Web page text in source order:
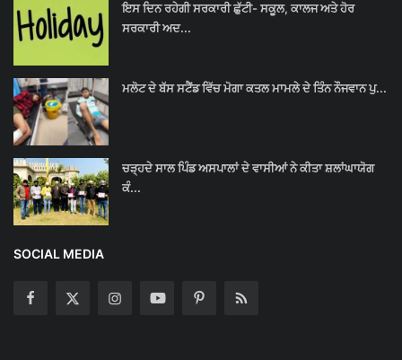
ਇਸ ਦਿਨ ਰਹੇਗੀ ਸਰਕਾਰੀ ਛੁੱਟੀ- ਸਕੂਲ, ਕਾਲਜ ਅਤੇ ਹੋਰ
ਸਰਕਾਰੀ ਅਦ...
ਮਲੋਟ ਦੇ ਬੱਸ ਸਟੈਂਡ ਵਿੱਚ ਮੋਗਾ ਕਤਲ ਮਾਮਲੇ ਦੇ ਤਿੰਨ ਨੌਜਵਾਨ ਪੁ...
ਚੜ੍ਹਦੇ ਸਾਲ ਪਿੰਡ ਅਸਪਾਲਾਂ ਦੇ ਵਾਸੀਆਂ ਨੇ ਕੀਤਾ ਸ਼ਲਾਂਘਾਯੋਗ
ਕੰ...
SOCIAL MEDIA